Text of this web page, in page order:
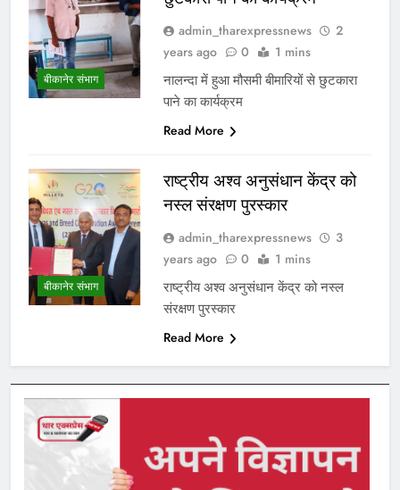
बीकानेर संभाग
admin_tharexpressnews
2
years ago
0 1 mins
नालन्दा में हुआ मौसमी बीमारियों से छुटकारा
पाने का कार्यक्रम
Read More
बीकानेर संभाग
राष्ट्रीय अश्व अनुसंधान केंद्र को
नस्ल संरक्षण पुरस्कार
admin_tharexpressnews
3
years ago
0 1 mins
राष्ट्रीय अश्व अनुसंधान केंद्र को नस्ल
संरक्षण पुरस्कार
Read More